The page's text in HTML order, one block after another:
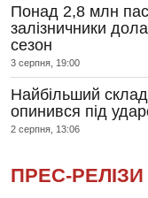
Понад 2,8 млн
залізничники
сезон
3 серпня, 19:00
Найбільший
опинився під
2 серпня, 13:06
ПРЕС-РЕЛІЗИ